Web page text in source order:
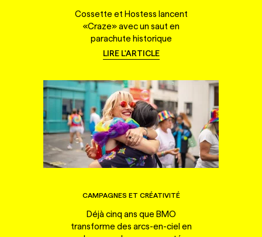
Cossette et Hostess lancent
«Craze» avec un saut en
parachute historique
LIRE L'ARTICLE
CAMPAGNES ET CRÉATIVITÉ
Déjà cinq ans que BMO
transforme des arcs-en-ciel en